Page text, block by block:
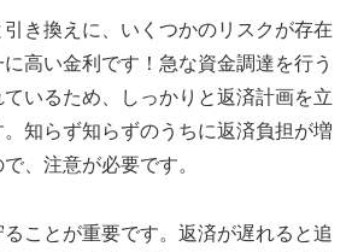
き換えに、いくつかのリスクが存在
高い金利です！急な資金調達を行う
いるため、しっかりと返済計画を立
知らず知らずのうちに返済負担が増
、注意が必要です。
ことが重要です。返済が遅れると追